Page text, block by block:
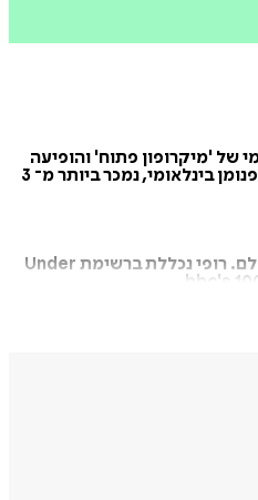
של 'מיקרופון פתוח' והופיעה
עם השיר הראשון שלה בסגנון שירה מדוברת (ספוקן וורד). במהלך לימודיה באוניברסיטת ווטרלו כתבה ואיירה את אסופת השירים הראשונה שלה "חלב ודבש". הספר הפך לפנומן בינלאומי, נמכר ביותר מ־ 3
הספר המיוחל השני של רופי, "השמש ופרחיה", ראה אור ב־ 2017 והפך לרב־מכר עולמי. בתוך 3 חודשים נמכרו מיליון עותקים שלו לקוראים שאימצו אותו אל לבם ברחבי העולם. רופי נכללת ברשימת Under